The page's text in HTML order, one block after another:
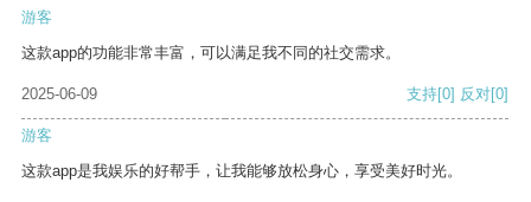
游客
这款app的功能非常丰富，可以满足我不同的社交需求。
2025-06-09 支持[0] 反对[0]
游客
这款app是我娱乐的好帮手，让我能够放松身心，享受美好时光。